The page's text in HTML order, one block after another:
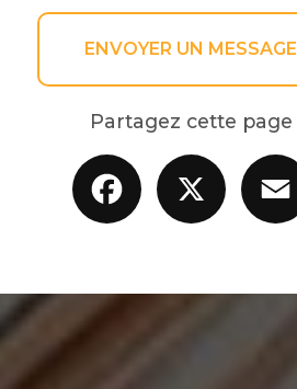
ENVOYER UN MESSAGE
Partagez cette page
Facebook